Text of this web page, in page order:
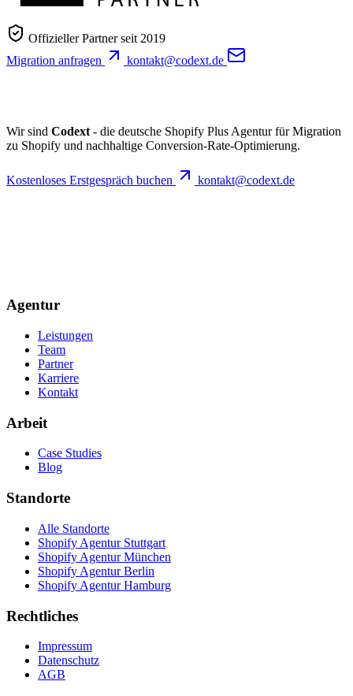
Offizieller Partner seit 2019
Migration anfragen
kontakt@codext.de
Wir sind Codext - die deutsche Shopify Plus Agentur für Migration
zu Shopify und nachhaltige Conversion-Rate-Optimierung.
Kostenloses Erstgespräch buchen kontakt@codext.de
Agentur
Leistungen
Team
Partner
Karriere
Kontakt
Arbeit
Case Studies
Blog
Standorte
Alle Standorte
Shopify Agentur Stuttgart
Shopify Agentur München
Shopify Agentur Berlin
Shopify Agentur Hamburg
Rechtliches
Impressum
Datenschutz
AGB